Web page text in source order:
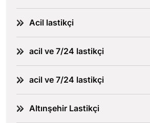
Acil lastikçi
acil ve 7/24 lastikçi
acil ve 7/24 lastikçi
Altınşehir Lastikçi